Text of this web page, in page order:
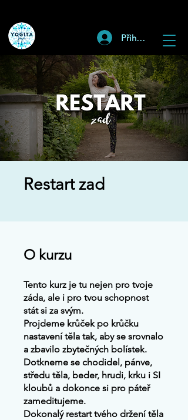
Přihlásit
Restart zad
O kurzu
Tento kurz je tu nejen pro tvoje
záda, ale i pro tvou schopnost
stát si za svým.
Projdeme krůček po krůčku
nastavení těla tak, aby se srovnalo
a zbavilo zbytečných bolístek.
Dotkneme se chodidel, pánve,
středu těla, beder, hrudi, krku i SI
kloubů a dokonce si pro páteř
zameditujeme.
Dokonalý restart tvého držení těla